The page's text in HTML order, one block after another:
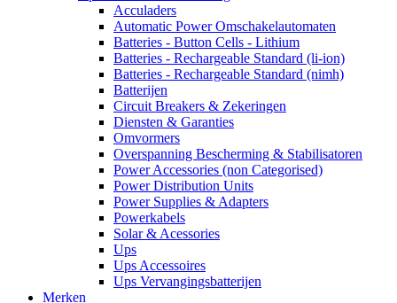
Acculaders
Automatic Power Omschakelautomaten
Batteries - Button Cells - Lithium
Batteries - Rechargeable Standard (li-ion)
Batteries - Rechargeable Standard (nimh)
Batterijen
Circuit Breakers & Zekeringen
Diensten & Garanties
Omvormers
Overspanning Bescherming & Stabilisatoren
Power Accessories (non Categorised)
Power Distribution Units
Power Supplies & Adapters
Powerkabels
Solar & Acessories
Ups
Ups Accessoires
Ups Vervangingsbatterijen
Merken